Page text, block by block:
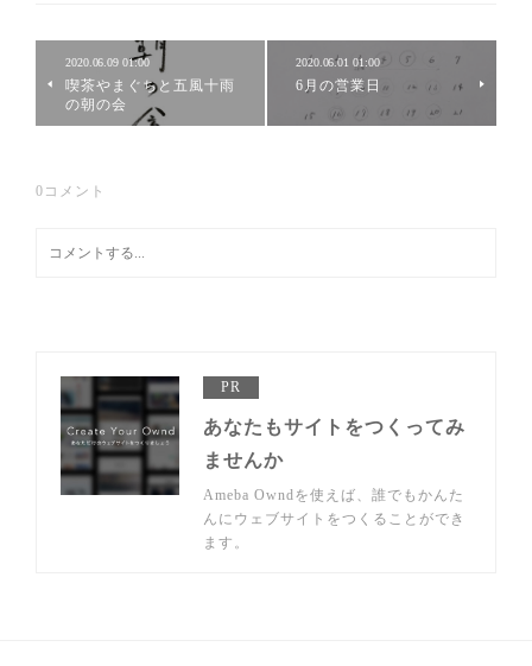
2020.06.09 01:00
喫茶やまぐちと五風十雨
の朝の会
2020.06.01 01:00
6月の営業日
0 コメント
PR
あなたもサイトをつくってみ
ませんか
Ameba Owndを使えば、誰でもかんた
んにウェブサイトをつくることができ
ます。